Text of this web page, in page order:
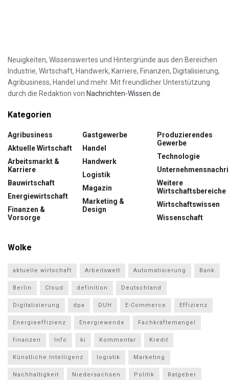
Neuigkeiten, Wissenswertes und Hintergründe aus den Bereichen
Industrie, Wirtschaft, Handwerk, Karriere, Finanzen, Digitalisierung,
Agribusiness, Handel und mehr. Mit freundlicher Unterstützung
durch die Redaktion von Nachrichten-Wissen.de
Kategorien
Agribusiness
Aktuelle Wirtschaft
Arbeitsmarkt &
Karriere
Bauwirtschaft
Energiewirtschaft
Finanzen &
Vorsorge
Gastgewerbe
Handel
Handwerk
Logistik
Magazin
Marketing &
Design
Produzierendes
Gewerbe
Technologie
Weitere
Wirtschaftsbereiche
Wirtschaftswissen
Wissenschaft
Wolke
aktuelle wirtschaft Arbeitswelt Automatisierung Bank
Berlin Cloud definition Deutschland
Digitalisierung dpa DUH E-Commerce Effizienz
Energieeffizienz Energiewende Fachkräftemangel
finanzen Info ki Kommentar Kredit
Künstliche Intelligenz logistik Marketing
Nachhaltigkeit Niedersachsen Politik Ratgeber